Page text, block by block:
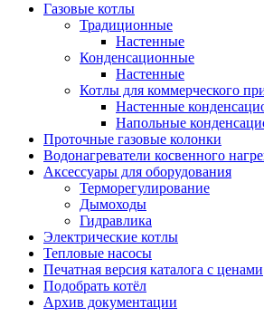
Газовые котлы
Традиционные
Настенные
Конденсационные
Настенные
Котлы для коммерческого
Настенные
Напольные
Проточные газовые колонки
Водонагреватели косвенного
Аксессуары для оборудования
Терморегулирование
Дымоходы
Гидравлика
Электрические котлы
Тепловые насосы
Печатная версия каталога с ценами
Подобрать котёл
Архив документации